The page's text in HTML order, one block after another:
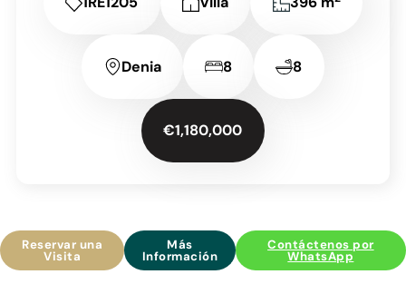
Denia 8 8
€1,180,000
Reservar una
Visita
Más
Información
Contáctenos por
WhatsApp